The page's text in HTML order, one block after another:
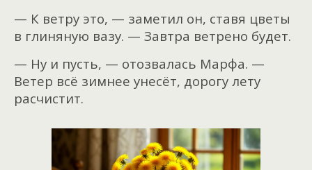
— К ветру это, — заметил он, ставя цветы
в глиняную вазу. — Завтра ветрено будет.
— Ну и пусть, — отозвалась Марфа. —
Ветер всё зимнее унесёт, дорогу лету
расчистит.